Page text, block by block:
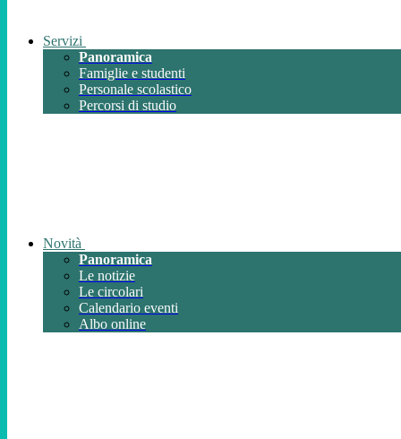
Servizi
Panoramica
Famiglie e studenti
Personale scolastico
Percorsi di studio
Novità
Panoramica
Le notizie
Le circolari
Calendario eventi
Albo online